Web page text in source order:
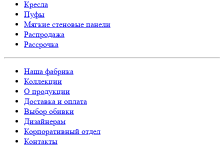
Кресла
Пуфы
Мягкие стеновые панели
Распродажа
Рассрочка
Наша фабрика
Коллекции
О продукции
Доставка и оплата
Выбор обивки
Дизайнерам
Корпоративный отдел
Контакты